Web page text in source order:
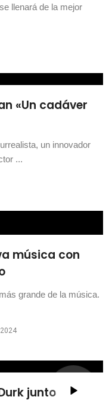
llenará de la mejor
«Un cadáver
un innovador
...
música con
grande de la música.
juntos en